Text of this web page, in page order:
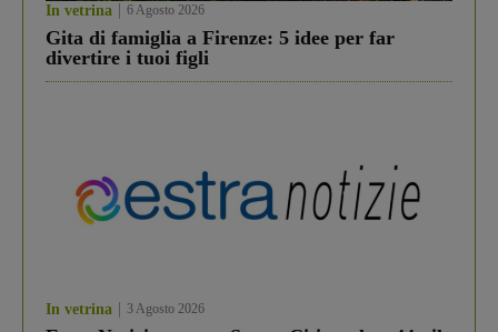
In vetrina 6 Agosto 2026
Gita di famiglia a Firenze: 5 idee per far
divertire i tuoi figli
In vetrina 3 Agosto 2026